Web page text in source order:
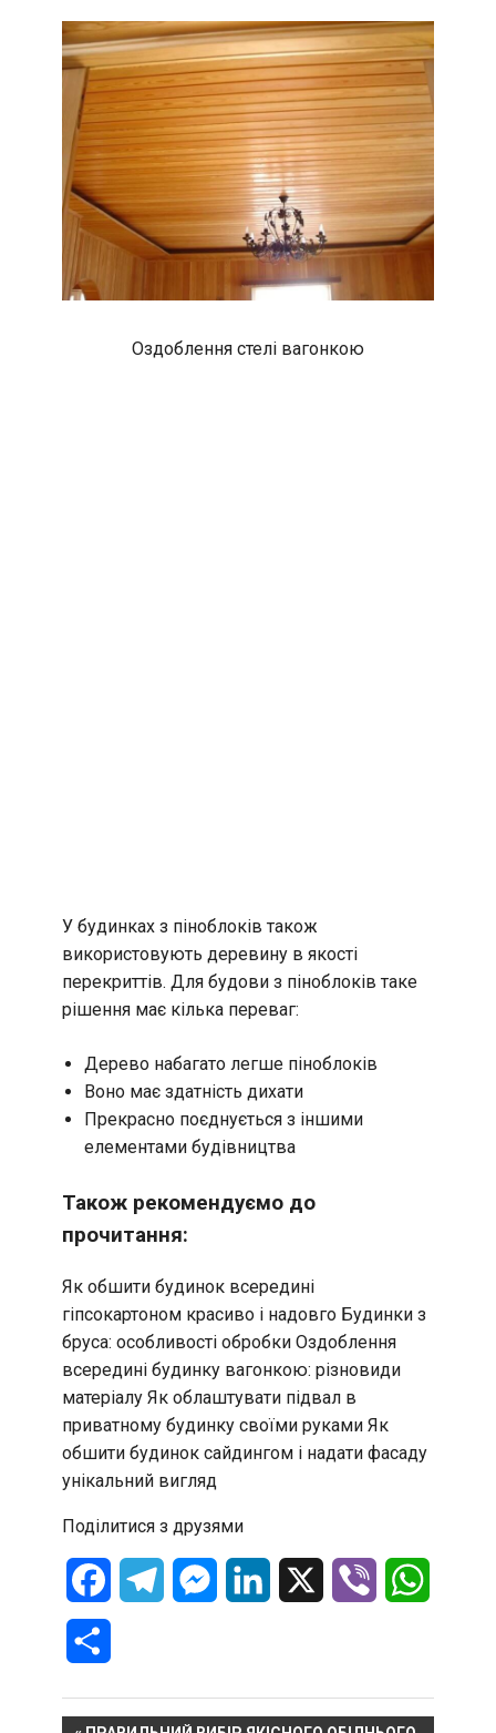
Оздоблення стелі вагонкою
У будинках з піноблоків також
використовують деревину в якості
перекриттів. Для будови з піноблоків таке
рішення має кілька переваг:
Дерево набагато легше піноблоків
Воно має здатність дихати
Прекрасно поєднується з іншими
елементами будівництва
Також рекомендуємо до
прочитання:
Як обшити будинок всередині
гіпсокартоном красиво і надовго Будинки з
бруса: особливості обробки Оздоблення
всередині будинку вагонкою: різновиди
матеріалу Як облаштувати підвал в
приватному будинку своїми руками Як
обшити будинок сайдингом і надати фасаду
унікальний вигляд
Поділитися з друзями
FacebookTelegramMessenger
LinkedIn Viber